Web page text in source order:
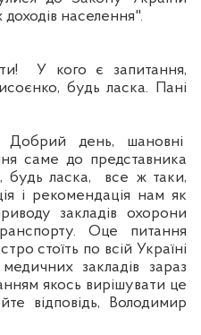
населення".
У кого є запитання,
будь ласка. Пані
день, шановні
саме до представника
будь ласка,
все ж таки,
і рекомендація нам як
закладів охорони
Оце питання
стоїть по всій Україні
закладів зараз
якось вирішувати це
відповідь, Володимир